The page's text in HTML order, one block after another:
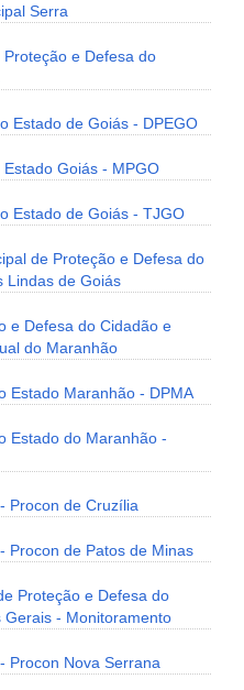
Serra
e Defesa do
Estado de Goiás - DPEGO
Goiás - MPGO
Estado de Goiás - TJGO
de Proteção e Defesa do
Lindas de Goiás
e Defesa do Cidadão e
do Maranhão
Estado Maranhão - DPMA
Estado do Maranhão -
Procon de Cruzília
Procon de Patos de Minas
Proteção e Defesa do
- Monitoramento
Procon Nova Serrana